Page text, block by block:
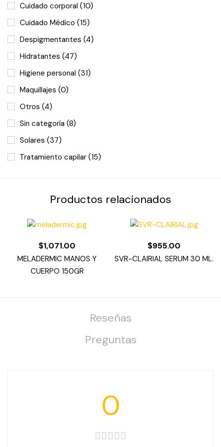
Cuidado corporal (10)
Cuidado Médico (15)
Despigmentantes (4)
Hidratantes (47)
Higiene personal (31)
Maquillajes (0)
Otros (4)
Sin categoría (8)
Solares (37)
Tratamiento capilar (15)
Productos relacionados
$1,071.00
MELADERMIC MANOS Y
CUERPO 150GR
$955.00
SVR-CLAIRIAL SERUM 30 ML.
Reseñas
Preguntas
0